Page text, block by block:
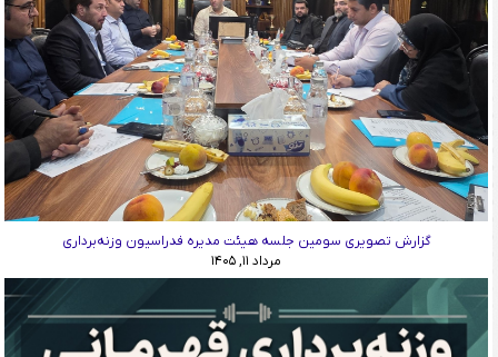
گزارش تصویری سومین جلسه هیئت مدیره فدراسیون وزنه‌برداری
مرداد ۱۱, ۱۴۰۵